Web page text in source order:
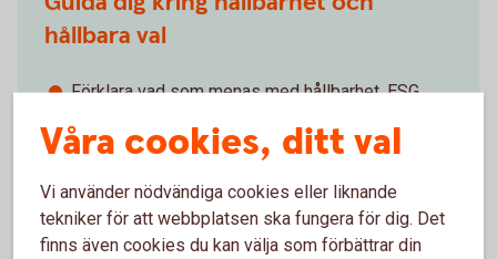
hållbara val
Förklara vad som menas med hållbarhet, ESG
Berätta vilka hållbara val du kan göra
Våra cookies, ditt val
Vi använder nödvändiga cookies eller liknande
tekniker för att webbplatsen ska fungera för dig. Det
finns även cookies du kan välja som förbättrar din